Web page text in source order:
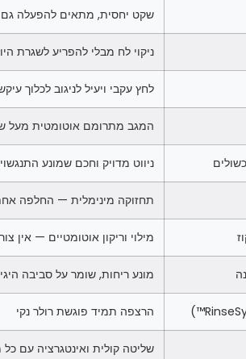
שקט יחסית, מתאים להפעלה
ניקוי לח מבלי להפריע לשגרת
לחץ עקבי ויעיל לניגוב לכלוך
המגב מתרומם אוטומטית מעל
ניווט מדויק וחכם שמונע
תחזוקה מינימלית — החלפה אחת ל-70
מילוי וריקון אוטומטיים — אין
מונע ריחות, שומר על סביבה
הרצפה תמיד פוגשת רולר נקי
שליטה קולית ואינטגרציה עם